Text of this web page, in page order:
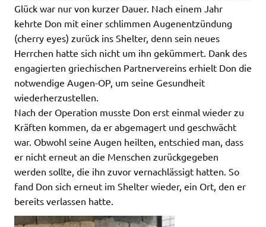
Glück war nur von kurzer Dauer. Nach einem Jahr
kehrte Don mit einer schlimmen Augenentzündung
(cherry eyes) zurück ins Shelter, denn sein neues
Herrchen hatte sich nicht um ihn gekümmert. Dank des
engagierten griechischen Partnervereins erhielt Don die
notwendige Augen-OP, um seine Gesundheit
wiederherzustellen.
Nach der Operation musste Don erst einmal wieder zu
Kräften kommen, da er abgemagert und geschwächt
war. Obwohl seine Augen heilten, entschied man, dass
er nicht erneut an die Menschen zurückgegeben
werden sollte, die ihn zuvor vernachlässigt hatten. So
fand Don sich erneut im Shelter wieder, ein Ort, den er
bereits verlassen hatte.